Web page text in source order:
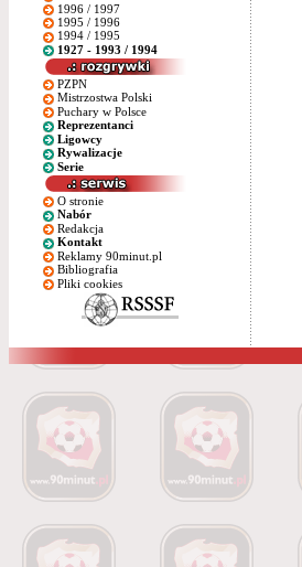
1996 / 1997
1995 / 1996
1994 / 1995
1927 - 1993 / 1994
PZPN
Mistrzostwa Polski
Puchary w Polsce
Reprezentanci
Ligowcy
Rywalizacje
Serie
O stronie
Nabór
Redakcja
Kontakt
Reklamy 90minut.pl
Bibliografia
Pliki cookies